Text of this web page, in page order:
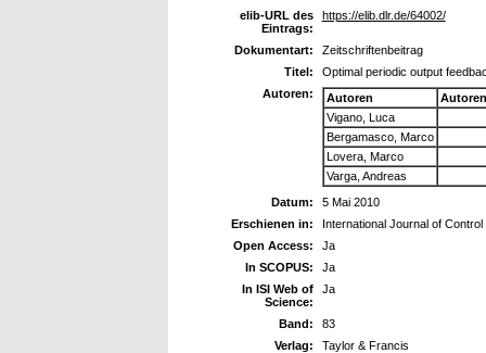
elib-URL des
Eintrags:
https://elib.dlr.de/64002/
Dokumentart:
Zeitschriftenbeitrag
Titel:
Optimal periodic output
Autoren:
Autoren
Vigano, Luca
Bergamasco, Marco
Lovera, Marco
Varga, Andreas
Datum:
5 Mai 2010
Erschienen in:
International Journal of Control
Open Access:
Ja
In SCOPUS:
Ja
In ISI Web of
Science:
Ja
Band:
83
Verlag:
Taylor & Francis